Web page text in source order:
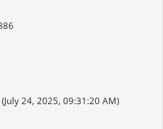
24, 2025, 09:31:20 AM)